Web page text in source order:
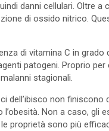
danni cellulari. Oltre
di ossido nitrico.
di vitamina C in grado
patogeni. Proprio
stagionali.
dell’ibisco non
Non a caso, gli
proprietà sono più